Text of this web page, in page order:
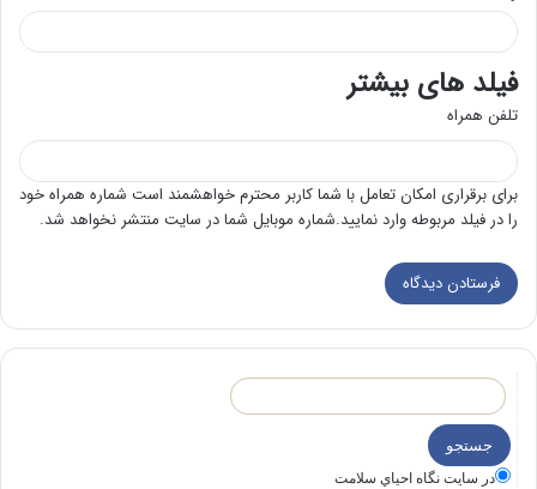
فیلد های بیشتر
تلفن همراه
برای برقراری امکان تعامل با شما کاربر محترم خواهشمند است شماره همراه خود
را در فیلد مربوطه وارد نمایید.شماره موبایل شما در سایت منتشر نخواهد شد.
در سايت نگاه احياي سلامت